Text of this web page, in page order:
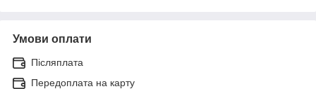
Умови оплати
Післяплата
Передоплата на карту